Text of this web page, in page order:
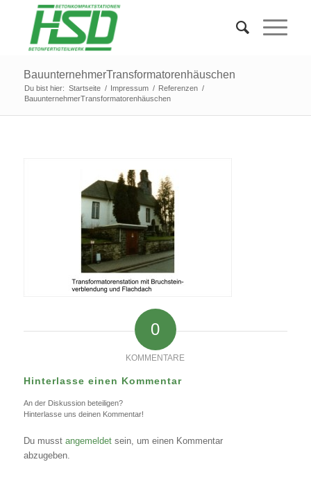
BauunternehmerTransformatorenhäuschen
Du bist hier: Startseite / Impressum / Referenzen /
BauunternehmerTransformatorenhäuschen
0
KOMMENTARE
Hinterlasse einen Kommentar
An der Diskussion beteiligen?
Hinterlasse uns deinen Kommentar!
Du musst angemeldetsein, um einen Kommentar
abzugeben.